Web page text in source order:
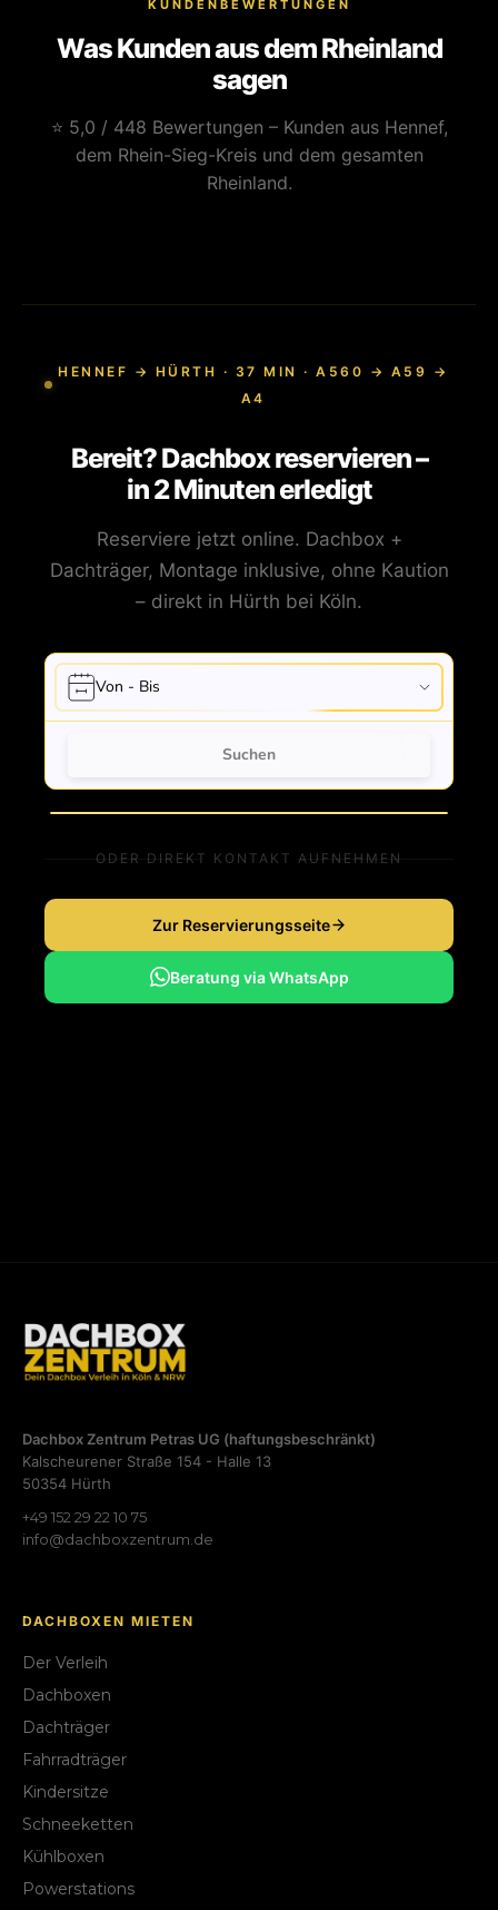
KUNDENBEWERTUNGEN
Was Kunden aus dem Rheinland
sagen
⭐ 5,0 / 448 Bewertungen – Kunden aus Hennef,
dem Rhein-Sieg-Kreis und dem gesamten
Rheinland.
HENNEF → HÜRTH · 37 MIN · A560 → A59 →
A4
Bereit? Dachbox reservieren –
in 2 Minuten erledigt
Reserviere jetzt online. Dachbox +
Dachträger, Montage inklusive, ohne Kaution
– direkt in Hürth bei Köln.
ODER DIREKT KONTAKT AUFNEHMEN
Zur Reservierungsseite
Beratung via WhatsApp
Dachbox Zentrum Petras UG (haftungsbeschränkt)
Kalscheurener Straße 154 - Halle 13
50354 Hürth
+49 152 29 22 10 75
info@dachboxzentrum.de
DACHBOXEN MIETEN
Der Verleih
Dachboxen
Dachträger
Fahrradträger
Kindersitze
Schneeketten
Kühlboxen
Powerstations